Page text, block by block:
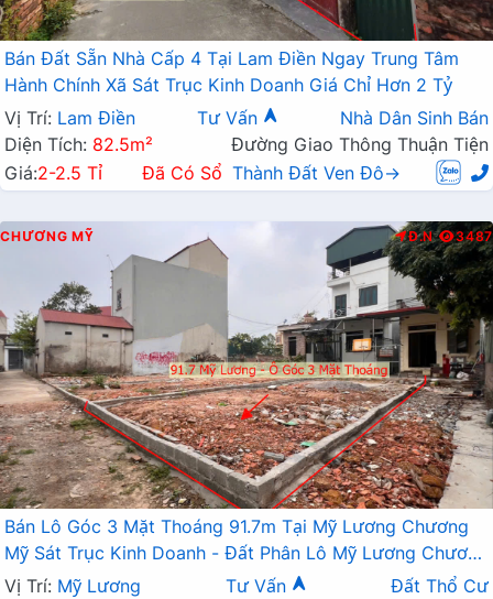
Bán Đất Sẵn Nhà Cấp 4 Tại Lam Điền Ngay Trung Tâm
Hành Chính Xã Sát Trục Kinh Doanh Giá Chỉ Hơn 2 Tỷ
Vị Trí: Lam Điền Tư Vấn
Nhà Dân Sinh Bán
Diện Tích: 82.5m²
Đường Giao Thông Thuận Tiện
Giá:2-2.5 Tỉ Đã Có Sổ Thành Đất Ven Đô→
CHƯƠNG MỸ Đ.N 3487
Bán Lô Góc 3 Mặt Thoáng 91.7m Tại Mỹ Lương Chương
Mỹ Sát Trục Kinh Doanh - Đất Phân Lô Mỹ Lương Chương
Mỹ
Vị Trí: Mỹ Lương Tư Vấn
Đất Thổ Cư